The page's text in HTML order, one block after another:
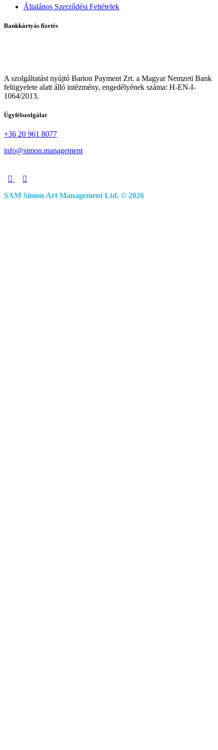
Általános Szerződési Feltételek
Bankkártyás fizetés
A szolgáltatást nyújtó Barion Payment Zrt. a Magyar Nemzeti Bank
felügyelete alatt álló intézmény, engedélyének száma: H-EN-I-
1064/2013.
Ügyfélszolgálat
+36 20 961 8077
info@simon.management
SAM Simon Art Management Ltd. © 2026